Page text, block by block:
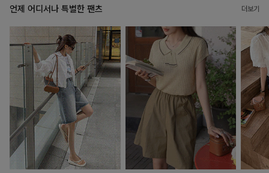
언제 어디서나 특별한 팬츠 더보기